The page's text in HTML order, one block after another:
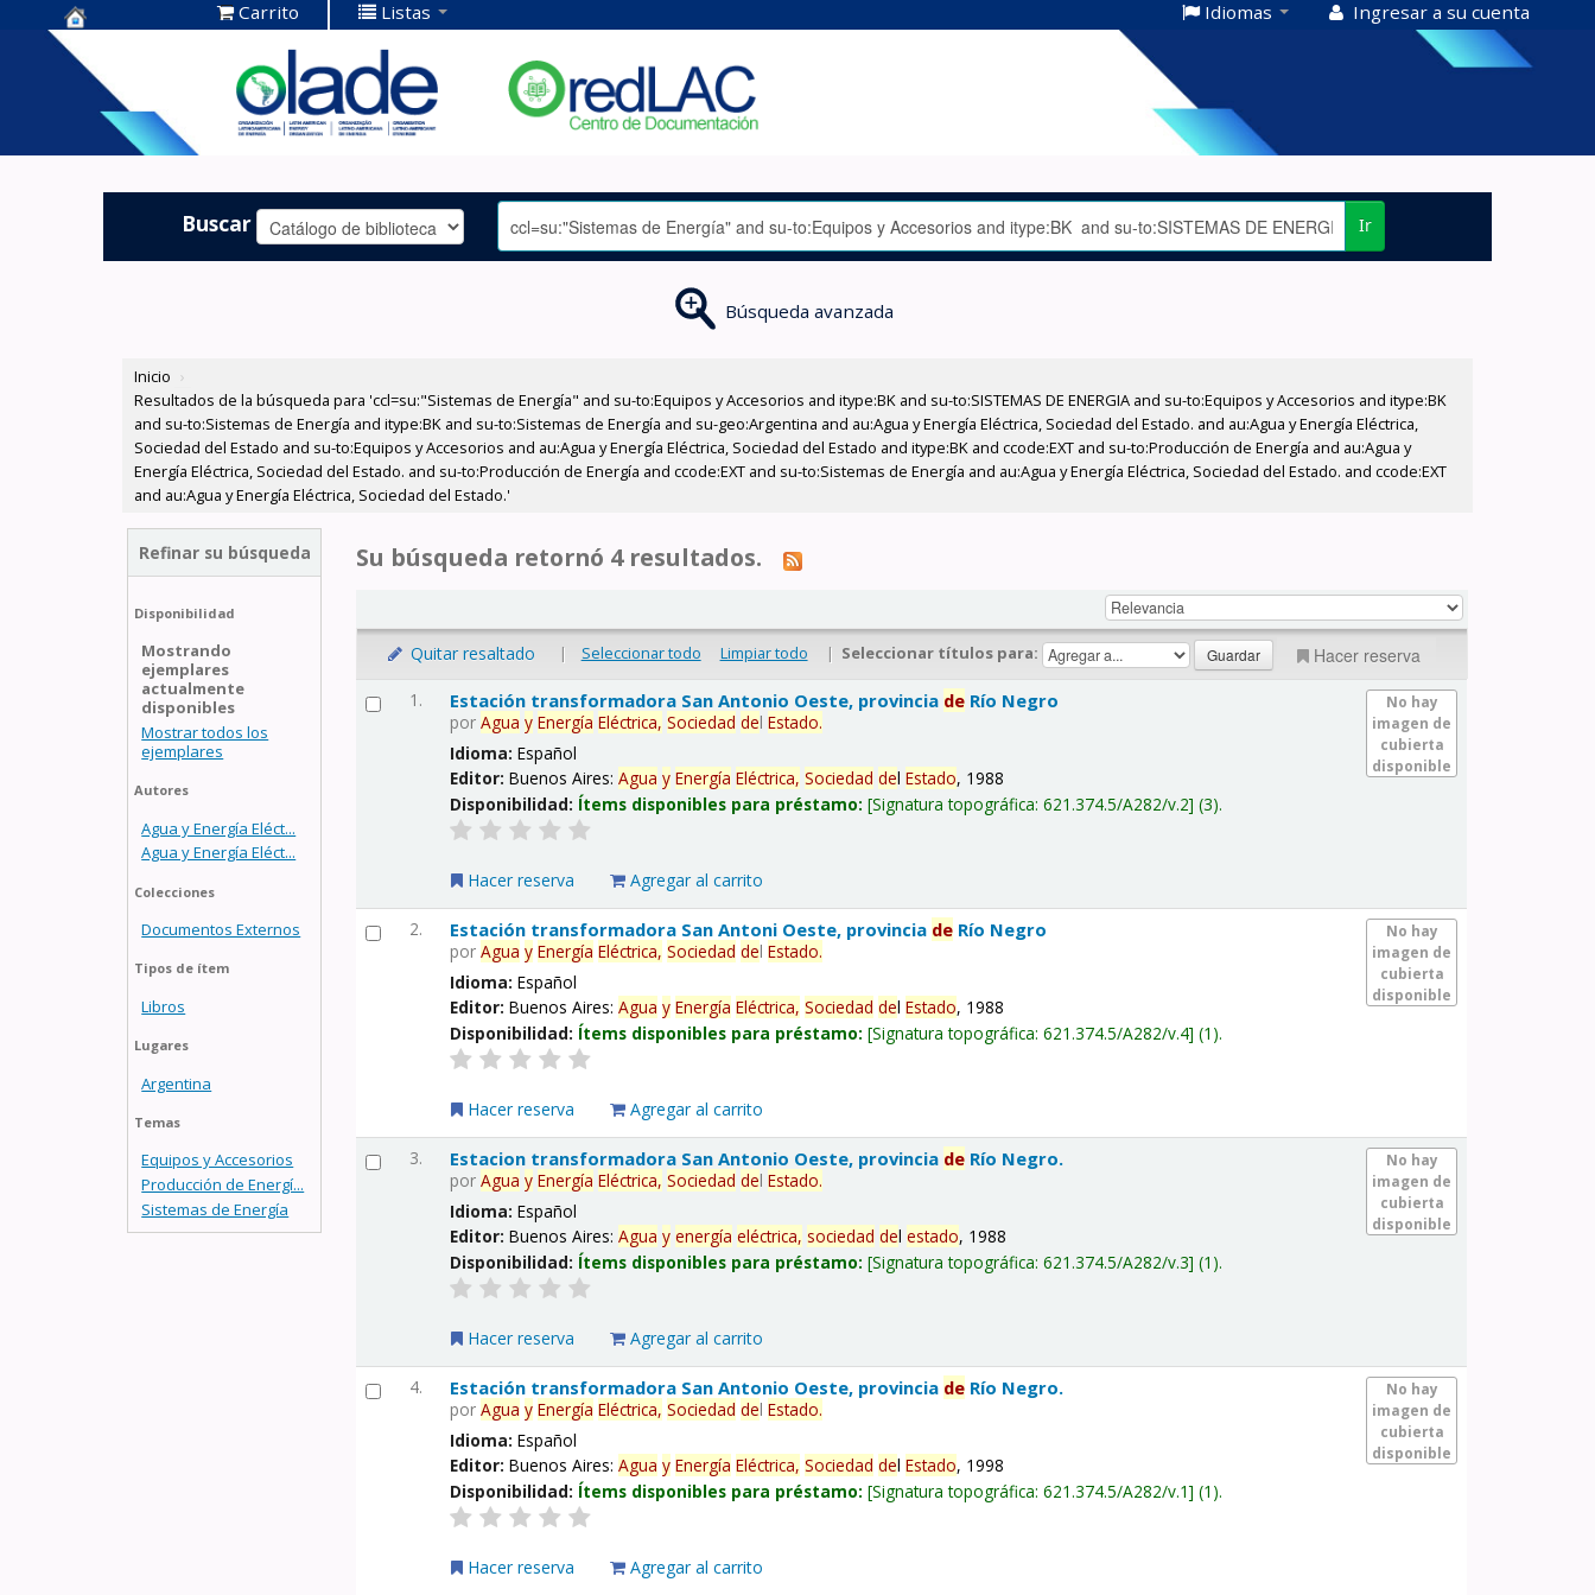
Centro de
Documentación
OLADE -
Carrito Listas Idiomas Ingresar a su cuenta
Buscar Ir
Búsqueda avanzada
Inicio ›
Resultados de la búsqueda para 'ccl=su:"Sistemas de Energía" and su-to:Equipos y Accesorios and itype:BK and su-to:SISTEMAS DE ENERGIA and su-to:Equipos y Accesorios and itype:BK
and su-to:Sistemas de Energía and itype:BK and su-to:Sistemas de Energía and su-geo:Argentina and au:Agua y Energía Eléctrica, Sociedad del Estado. and au:Agua y Energía Eléctrica,
Sociedad del Estado and su-to:Equipos y Accesorios and au:Agua y Energía Eléctrica, Sociedad del Estado and itype:BK and ccode:EXT and su-to:Producción de Energía and au:Agua y
Energía Eléctrica, Sociedad del Estado. and su-to:Producción de Energía and ccode:EXT and su-to:Sistemas de Energía and au:Agua y Energía Eléctrica, Sociedad del Estado. and ccode:EXT
and au:Agua y Energía Eléctrica, Sociedad del Estado.'
Refinar su búsqueda
Disponibilidad
Mostrando
ejemplares
actualmente
disponibles
Mostrar todos los
ejemplares
Autores
Agua y Energía Eléct...
Agua y Energía Eléct...
Colecciones
Documentos Externos
Tipos de ítem
Libros
Lugares
Argentina
Temas
Equipos y Accesorios
Producción de Energí...
Sistemas de Energía
Su búsqueda retornó 4 resultados.
Quitar resaltado | Seleccionar todo Limpiar todo | Seleccionar títulos para: Hacer reserva
1.
No hay
imagen de
cubierta
disponible
Estación transformadora San Antonio Oeste, provincia de Río Negro
porAgua y Energía Eléctrica, Sociedad delEstado.
Idioma:Español
Editor:Buenos Aires:Agua y Energía Eléctrica, Sociedad delEstado, 1988
Disponibilidad: Ítems disponibles para préstamo: Signatura topográfica:621.374.5/A282/v.2 (3).
Hacer reserva Agregar al carrito
2.
No hay
imagen de
cubierta
disponible
Estación transformadora San Antoni Oeste, provincia de Río Negro
porAgua y Energía Eléctrica, Sociedad delEstado.
Idioma:Español
Editor:Buenos Aires:Agua y Energía Eléctrica, Sociedad delEstado, 1988
Disponibilidad: Ítems disponibles para préstamo: Signatura topográfica:621.374.5/A282/v.4 (1).
Hacer reserva Agregar al carrito
3.
No hay
imagen de
cubierta
disponible
Estacion transformadora San Antonio Oeste, provincia de Río Negro.
porAgua y Energía Eléctrica, Sociedad delEstado.
Idioma:Español
Editor:Buenos Aires:Agua y energía eléctrica, sociedad delestado, 1988
Disponibilidad: Ítems disponibles para préstamo: Signatura topográfica:621.374.5/A282/v.3 (1).
Hacer reserva Agregar al carrito
4.
No hay
imagen de
cubierta
disponible
Estación transformadora San Antonio Oeste, provincia de Río Negro.
porAgua y Energía Eléctrica, Sociedad delEstado.
Idioma:Español
Editor:Buenos Aires:Agua y Energía Eléctrica, Sociedad delEstado, 1998
Disponibilidad: Ítems disponibles para préstamo: Signatura topográfica:621.374.5/A282/v.1 (1).
Hacer reserva Agregar al carrito